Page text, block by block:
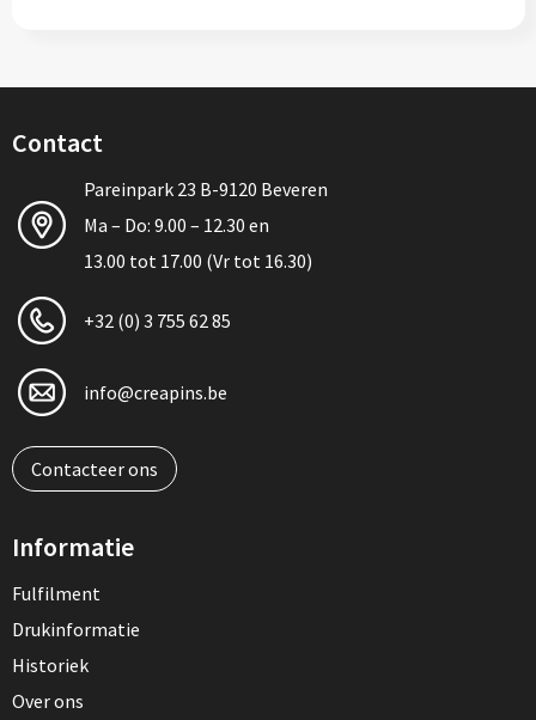
Contact
Pareinpark 23 B-9120 Beveren
Ma – Do: 9.00 – 12.30 en
13.00 tot 17.00 (Vr tot 16.30)
+32 (0) 3 755 62 85
info@creapins.be
Contacteer ons
Informatie
Fulfilment
Drukinformatie
Historiek
Over ons